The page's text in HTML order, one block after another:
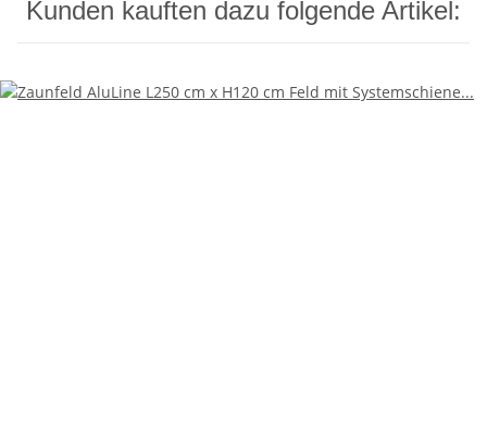
Kunden kauften dazu folgende Artikel: